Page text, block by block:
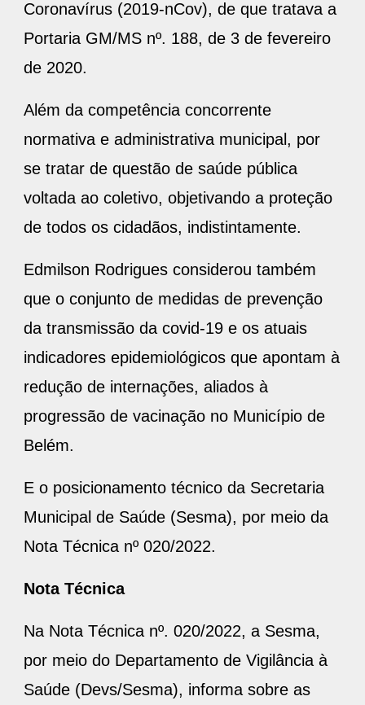
Coronavírus (2019-nCov), de que tratava a
Portaria GM/MS nº. 188, de 3 de fevereiro
de 2020.
Além da competência concorrente
normativa e administrativa municipal, por
se tratar de questão de saúde pública
voltada ao coletivo, objetivando a proteção
de todos os cidadãos, indistintamente.
Edmilson Rodrigues considerou também
que o conjunto de medidas de prevenção
da transmissão da covid-19 e os atuais
indicadores epidemiológicos que apontam à
redução de internações, aliados à
progressão de vacinação no Município de
Belém.
E o posicionamento técnico da Secretaria
Municipal de Saúde (Sesma), por meio da
Nota Técnica nº 020/2022.
Nota Técnica
Na Nota Técnica nº. 020/2022, a Sesma,
por meio do Departamento de Vigilância à
Saúde (Devs/Sesma), informa sobre as